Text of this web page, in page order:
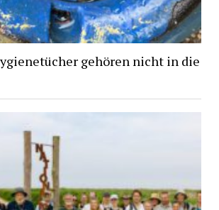
gehören nicht in die